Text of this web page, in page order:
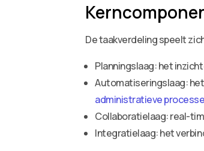
De taakverdeling speelt
Planningslaag: het
Automatiseringslaag:
administratieve
Collaboratielaag: real-
Integratielaag: het